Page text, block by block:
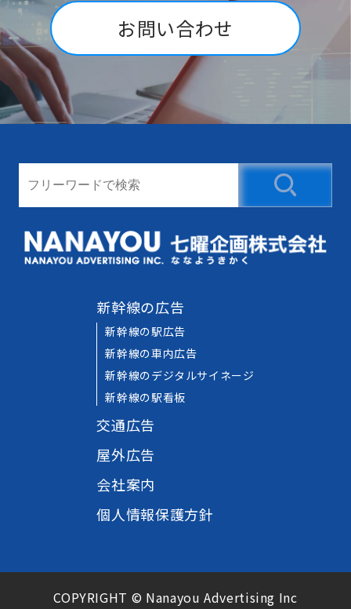
新幹線の広告
新幹線の駅広告
新幹線の車内広告
新幹線のデジタルサイネージ
新幹線の駅看板
交通広告
屋外広告
会社案内
個人情報保護方針
お問い合わせ
COPYRIGHT © Nanayou Advertising Inc